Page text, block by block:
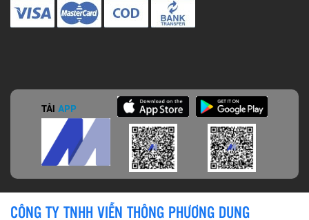
TẢI APP
CÔNG TY TNHH VIỄN THÔNG PHƯƠNG DUNG